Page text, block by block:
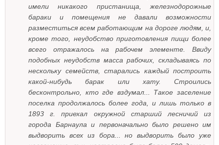
имели никакого пристанища, железнодорожные
бараки и помещения не давали возможности
разместиться всем работающим на дороге людям, и,
кроме того, неудобство приготовления пищи более
всего отражалось на рабочем элементе. Ввиду
подобных неудобств масса рабочих, складываясь по
нескольку семейств, старались каждый построить
какой-нибудь барак или хату. Строились
бесконтрольно, кто где вздумал... Такое заселение
поселка продолжалось более года, и лишь только в
1893 г. приехал окружной старший лесничий из
города Барнаула и первоначально было решено им
выдворить всех из бора... но выдворить было уже